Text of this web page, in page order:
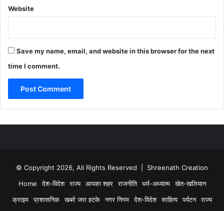
Website
Save my name, email, and website in this browser for the next
time I comment.
© Copyright 2026, All Rights Reserved | Shreenath Creation
Home
देश-विदेश राज्य आपका शहर राजनीति धर्म-अध्यात्म
खेत-खलियान
क्राइम
प्रशासनिक खबरे जरा हटके नगर निगम देश-विदेश साहित्य पर्यटन
राज्य